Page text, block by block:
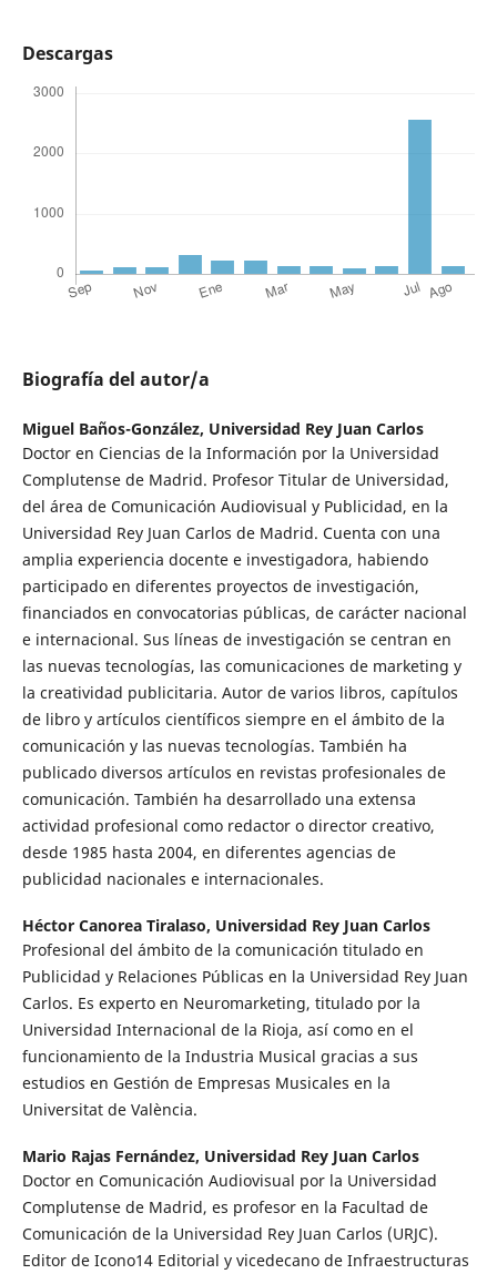
Descargas
Biografía del autor/a
Miguel Baños-González, Universidad Rey Juan Carlos
Doctor en Ciencias de la Información por la Universidad
Complutense de Madrid. Profesor Titular de Universidad,
del área de Comunicación Audiovisual y Publicidad, en la
Universidad Rey Juan Carlos de Madrid. Cuenta con una
amplia experiencia docente e investigadora, habiendo
participado en diferentes proyectos de investigación,
financiados en convocatorias públicas, de carácter nacional
e internacional. Sus líneas de investigación se centran en
las nuevas tecnologías, las comunicaciones de marketing y
la creatividad publicitaria. Autor de varios libros, capítulos
de libro y artículos científicos siempre en el ámbito de la
comunicación y las nuevas tecnologías. También ha
publicado diversos artículos en revistas profesionales de
comunicación. También ha desarrollado una extensa
actividad profesional como redactor o director creativo,
desde 1985 hasta 2004, en diferentes agencias de
publicidad nacionales e internacionales.
Héctor Canorea Tiralaso, Universidad Rey Juan Carlos
Profesional del ámbito de la comunicación titulado en
Publicidad y Relaciones Públicas en la Universidad Rey Juan
Carlos. Es experto en Neuromarketing, titulado por la
Universidad Internacional de la Rioja, así como en el
funcionamiento de la Industria Musical gracias a sus
estudios en Gestión de Empresas Musicales en la
Universitat de València.
Mario Rajas Fernández, Universidad Rey Juan Carlos
Doctor en Comunicación Audiovisual por la Universidad
Complutense de Madrid, es profesor en la Facultad de
Comunicación de la Universidad Rey Juan Carlos (URJC).
Editor de Icono14 Editorial y vicedecano de Infraestructuras